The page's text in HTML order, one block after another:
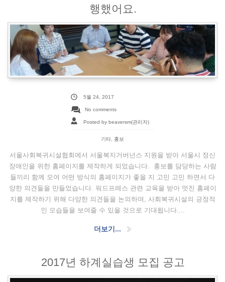
행했어요.
5월 24, 2017
No comments
Posted by beaversm(관리자)
기타 홍보
서울사회복귀시설협회에서 서울복지거버넌스 지원을 받아 서울시 정신
장애인을 위한 홈페이지를 제작하게 되었습니다. 홍보를 담당하는 사람
들끼리 함께 모여 어떤 방식의 홈페이지가 좋을 지 고민 고민 하면서 다
양한 의견들을 만들었습니다. 워드프레스 관련 교육을 받아 멋진 홈페이
지를 제작하기 위해 다양한 의견들을 논의하며, 사회복귀시설의 긍정적
인 모습들을 보여줄 수 있을 것으로 기대됩니다....
더보기...
2017년 하계실습생 모집 공고